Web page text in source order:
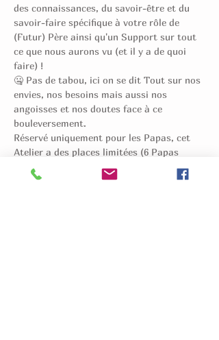
des connaissances, du savoir-être et du
savoir-faire spécifique à votre rôle de
(Futur) Père ainsi qu'un Support sur tout
ce que nous aurons vu (et il y a de quoi
faire) !
🤐 Pas de tabou, ici on se dit Tout sur nos
envies, nos besoins mais aussi nos
angoisses et nos doutes face à ce
bouleversement.
Réservé uniquement pour les Papas, cet
Atelier a des places limitées (6 Papas
maximum).
Alors n'hésitez pas à réserver votre Place !